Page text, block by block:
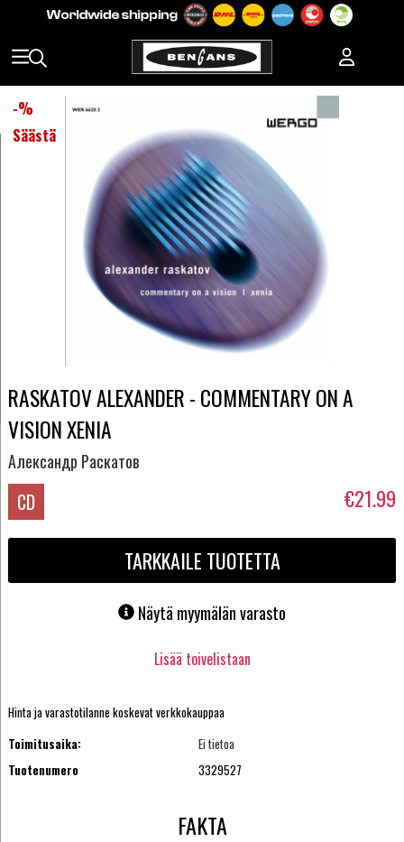
-%
Säästä
RASKATOV ALEXANDER - COMMENTARY ON A
VISION XENIA
Александр Раскатов
CD €21.99
TARKKAILE TUOTETTA
Näytä myymälän varasto
Lisää toivelistaan
Hinta ja varastotilanne koskevat verkkokauppaa
Toimitusaika:
Ei tietoa
Tuotenumero
3329527
FAKTA